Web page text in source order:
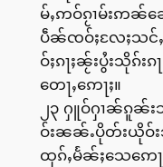
မ်ႇဢဝ်ၵႂၢမ်းဢၼ်ၼ
ပဵၼ်ၸဝ်ႈလႄႈသင်
ဝ်ႈၵႃႈၼႂ်းပွႆးသိုၵ်း
တေႃႇဢေႃႈ။
၂၃ ႁူဝ်ႁၢၼ်ၵူၼ်
ဝ်းၼၼ်ႉပိုတ်းယို
ထုၵ်ႇမႅၼ်ႈသေဢေ